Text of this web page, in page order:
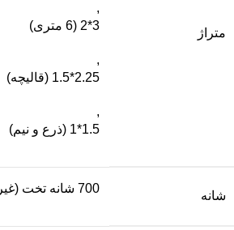
متراژ
,
3*2 (6 متری)
,
2.25*1.5 (قالیچه)
,
1.5*1 (ذرع و نیم)
شانه
700 شانه تخت (غیر برجسته)